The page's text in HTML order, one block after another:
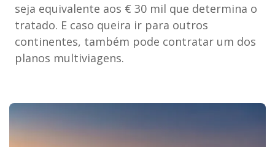
seja equivalente aos € 30 mil que determina o
tratado. E caso queira ir para outros
continentes, também pode contratar um dos
planos multiviagens.